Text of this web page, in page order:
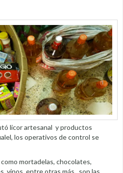
licor artesanal y productos
los operativos de control se
mortadelas, chocolates,